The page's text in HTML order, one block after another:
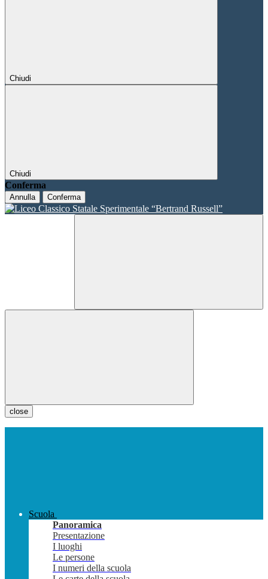
Chiudi
Chiudi
Conferma
Annulla Conferma
close
Scuola
Panoramica
Presentazione
I luoghi
Le persone
I numeri della scuola